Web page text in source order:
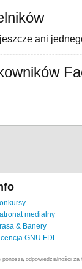
ani
medialny
& Banery
GNU FDL
odpowiedzialności